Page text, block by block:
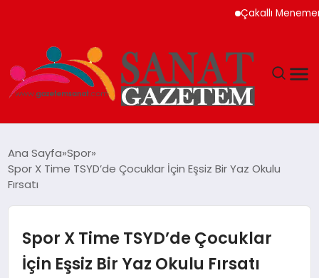
Çakallı Menemeni
TEKNOLOJI
SPOR
Ana Sayfa Spor
Spor X Time TSYD’de Çocuklar İçin Eşsiz Bir Yaz Okulu
Fırsatı
Spor X Time TSYD’de Çocuklar
İçin Eşsiz Bir Yaz Okulu Fırsatı